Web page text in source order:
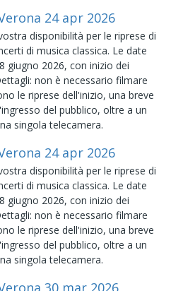
24 apr 2026
disponibilità per le riprese di
di musica classica. Le date
giugno 2026, con inizio dei
non è necessario filmare
le riprese dell'inizio, una breve
del pubblico, oltre a un
singola telecamera.
24 apr 2026
disponibilità per le riprese di
di musica classica. Le date
giugno 2026, con inizio dei
non è necessario filmare
le riprese dell'inizio, una breve
del pubblico, oltre a un
singola telecamera.
30 mar 2026